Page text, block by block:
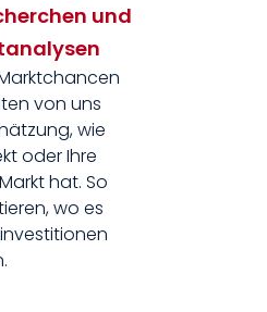
und
von uns
wie
oder Ihre
hat. So
wo es